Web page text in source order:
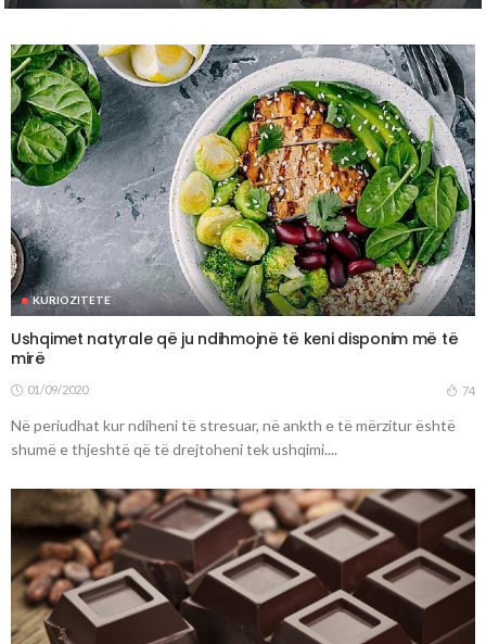
KURIOZITETE
Ushqimet natyrale që ju ndihmojnë të keni disponim më të
mirë
01/09/2020 74
Në periudhat kur ndiheni të stresuar, në ankth e të mërzitur është
shumë e thjeshtë që të drejtoheni tek ushqimi....